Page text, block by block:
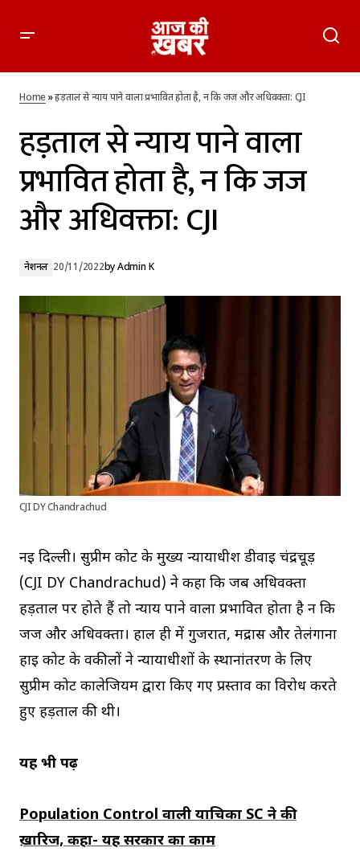
हड़ताल से न्याय पाने वाला प्रभावित होता है, न कि जज और अधिवक्ता: CJI
Home»हड़ताल से न्याय पाने वाला प्रभावित होता है, न कि जज और अधिवक्ता: CJI
हड़ताल से न्याय पाने वाला
प्रभावित होता है, न कि जज
और अधिवक्ता: CJI
नेशनल 20/11/2022byAdmin K
CJI DY Chandrachud
नई दिल्ली। सुप्रीम कोर्ट के मुख्य न्यायाधीश डीवाई चंद्रचूड़
(CJI DY Chandrachud) ने कहा कि जब अधिवक्ता
हड़ताल पर होते हैं तो न्याय पाने वाला प्रभावित होता है न कि
जज और अधिवक्ता। हाल ही में गुजरात, मद्रास और तेलंगाना
हाई कोर्ट के वकीलों ने न्यायाधीशों के स्थानांतरण के लिए
सुप्रीम कोर्ट कालेजियम द्वारा किए गए प्रस्ताव का विरोध करते
हुए हड़ताल की थी।
यह भी पढ़ें
Population Control वाली याचिका SC ने की
ख़ारिज, कहा- यह सरकार का काम